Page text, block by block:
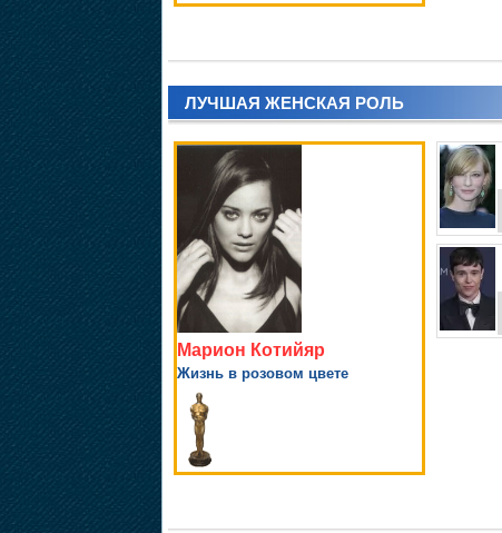
ЛУЧШАЯ ЖЕНСКАЯ РОЛЬ
Марион Котийяр
Жизнь в розовом цвете